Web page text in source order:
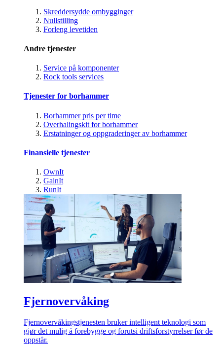
Skreddersydde ombygginger
Nullstilling
Forleng levetiden
Andre tjenester
Service på komponenter
Rock tools services
Tjenester for borhammer
Borhammer pris per time
Overhalingskit for borhammer
Erstatninger og oppgraderinger av borhammer
Finansielle tjenester
OwnIt
GainIt
RunIt
Fjernovervåking
Fjernovervåkingstjenesten bruker intelligent teknologi som
gjør det mulig å forebygge og forutsi driftsforstyrrelser før de
oppstår.